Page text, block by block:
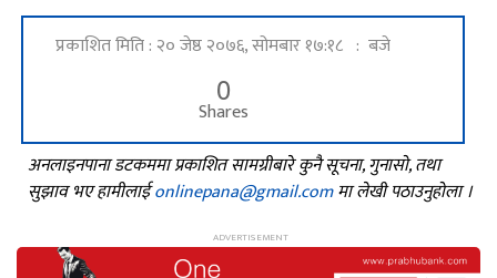
प्रकाशित मिति : २० जेष्ठ २०७६, सोमबार १७:१८ : बजे
0
Shares
अनलाइनपाना डटकममा प्रकाशित सामग्रीबारे कुनै सूचना, गुनासो, तथा
सुझाव भए हामीलाईonlinepana@gmail.comमा लेखी पठाउनुहोला ।